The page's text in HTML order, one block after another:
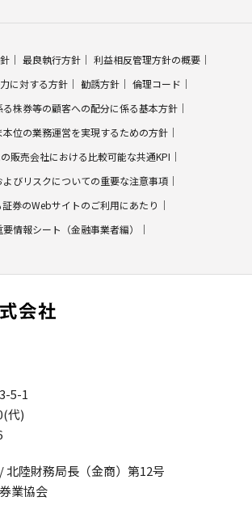
最良執行方針
利益相反管理方針の概要
に対する方針
勧誘方針
倫理コード
株券等の顧客への配分に係る基本方針
本位の業務運営を実現するための方針
販売会社における比較可能な共通KPI
よびリスクについての重要な注意事項
証券のWebサイトのご利用にあたり
要情報シート（金融事業者編）
5-1
代)
北陸財務局長（金商）第12号
業協会